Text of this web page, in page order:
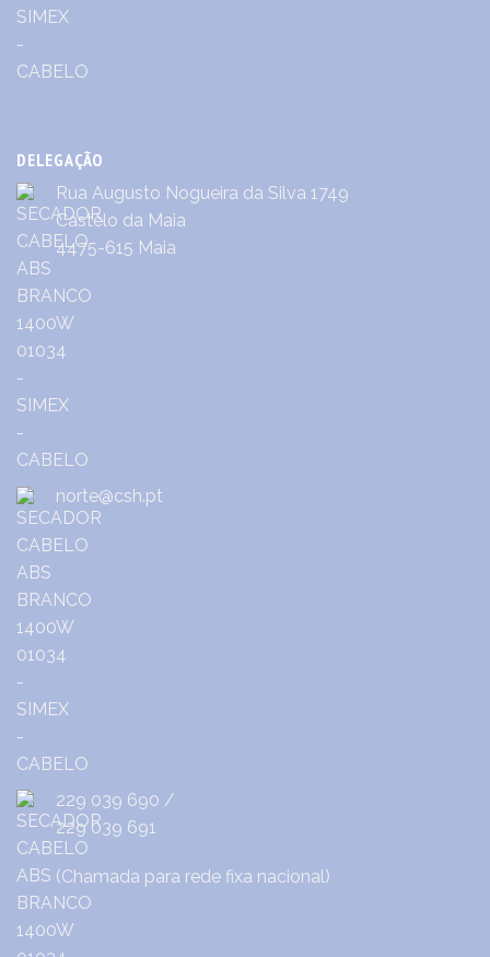
DELEGAÇÃO
Rua Augusto Nogueira da Silva 1749
Castêlo da Maia
4475-615 Maia
norte@csh.pt
229 039 690 /
229 039 691
(Chamada para rede fixa nacional)